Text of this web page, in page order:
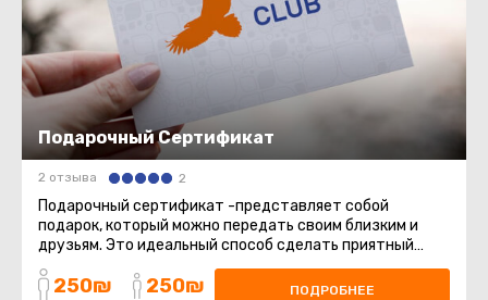
Подарочный Сертификат
2 отзыва 2
Подарочный сертификат -представляет собой
подарок, который можно передать своим близким и
друзьям. Это идеальный способ сделать приятный
сюрприз, который позволит ...
250₪ 250₪ ПОДРОБНЕЕ